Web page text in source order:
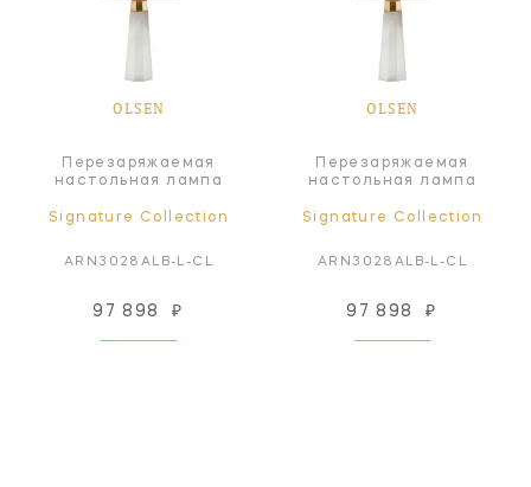
OLSEN
Перезаряжаемая
настольная лампа
Signature Collection
ARN3028ALB-L-CL
97 898 ₽
OLSEN
Перезаряжаемая
настольная лампа
Signature Collection
ARN3028ALB-L-CL
97 898 ₽